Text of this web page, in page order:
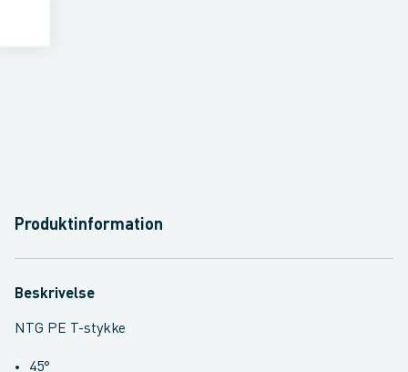
Produktinformation
Beskrivelse
NTG PE T-stykke
45°